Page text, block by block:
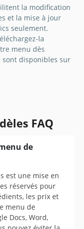
aux barmans
fantastique
la modification
et la mise à jour
seulement.
la
menu dès
sont disponibles sur
FAQ
de
est une mise en
réservés pour
les prix et
menu de
Docs, Word,